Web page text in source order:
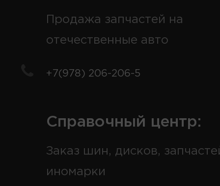
Продажа запчастей на
отечественные авто
+7(978) 206-206-5
Справочный центр:
Заказ шин, дисков,
иномарки